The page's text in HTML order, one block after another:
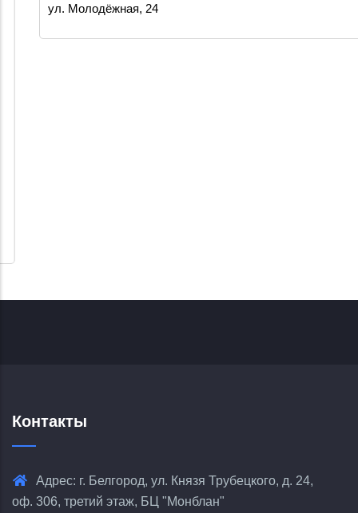
ул. Молодёжная, 24
Контакты
Адрес: г. Белгород, ул. Князя Трубецкого, д. 24,
оф. 306, третий этаж, БЦ "Монблан"